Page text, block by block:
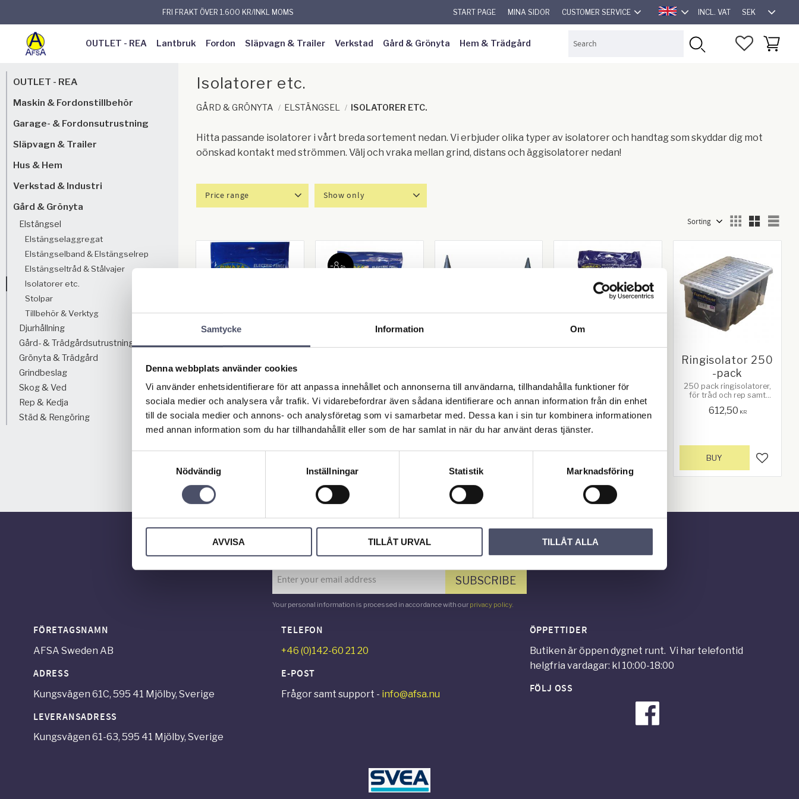
Samtycke Information Om
Denna webbplats använder cookies
Vi använder enhetsidentifierare för att anpassa innehållet och annonserna till användarna, tillhandahålla funktioner för
sociala medier och analysera vår trafik. Vi vidarebefordrar även sådana identifierare och annan information från din enhet
till de sociala medier och annons- och analysföretag som vi samarbetar med. Dessa kan i sin tur kombinera informationen
med annan information som du har tillhandahållit eller som de har samlat in när du har använt deras tjänster.
Nödvändig
Inställningar Statistik Marknadsföring
AVVISA TILLÅT URVAL TILLÅT ALLA
FRI FRAKT ÖVER 1.600 KR/INKL MOMS START PAGE MINA SIDOR CUSTOMER SERVICE
ENGLISH
INCL. VAT SEK
OUTLET - REA Lantbruk Fordon Släpvagn & Trailer Verkstad Gård & Grönyta Hem & Trädgård FAVORITES
BASKET
Isolatorer etc.
GÅRD & GRÖNYTA ELSTÄNGSEL ISOLATORER ETC.
Hitta passande isolatorer i vårt breda sortement nedan. Vi erbjuder olika typer av isolatorer och handtag som skyddar dig mot
oönskad kontakt med strömmen. Välj och vraka mellan grind, distans och äggisolatorer nedan!
Price range Show only
0-pack
10 Pack distansisolatorer.
180mm/längd, för tråd
och rep upp till 10mm.
Träskruv 6mm i diameter
106,00
4 pack grindhandtag med
109,00
118,00
8%
Spikmärla för enkel
på trästolpar. Höjd: 113
mm. Bredd: 125 mm - 129
0,23 kg
27,00 KR
25 pack ringisolatorer, för
tråd och rep upp till 8mm.
Träskruv 5mm i diameter
83,00
Add to favorites
Ringisolator 250
-pack
250 pack ringisolatorer,
för tråd och rep samt
612,50 KR
Add to
BUY
OUTLET - REA
Maskin & Fordonstillbehör
Garage- & Fordonsutrustning
Släpvagn & Trailer
Hus & Hem
Verkstad & Industri
Gård & Grönyta
Elstängsel
Elstängselaggregat
Elstängselband & Elstängselrep
Elstängseltråd & Stålvajer
Isolatorer etc.
Stolpar
Tillbehör & Verktyg
Djurhållning
Gård- & Trädgårdsutrustning
Grönyta & Trädgård
Grindbeslag
Skog & Ved
Rep & Kedja
Städ & Rengöring
Newsletter
SUBSCRIBE
Your personal information is processed in accordance with our privacy policy.
FÖRETAGSNAMN
AFSA Sweden AB
ADRESS
Kungsvägen 61C, 595 41 Mjölby, Sverige
LEVERANSADRESS
Kungsvägen 61-63, 595 41 Mjölby, Sverige
TELEFON
+46 (0)142-60 21 20
E-POST
Frågor samt support - info@afsa.nu
ÖPPETTIDER
Butiken är öppen dygnet runt. Vi har telefontid
helgfria vardagar: kl 10:00-18:00
FÖLJ OSS